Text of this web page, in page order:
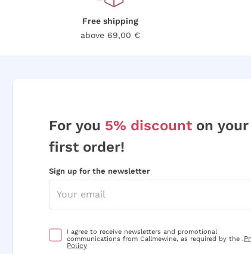
Free shipping
above 69,00 €
For you 5% discount on your
first order!
Sign up for the newsletter
I agree to receive newsletters and promotional
communications from Callmewine, as required by the .
Policy